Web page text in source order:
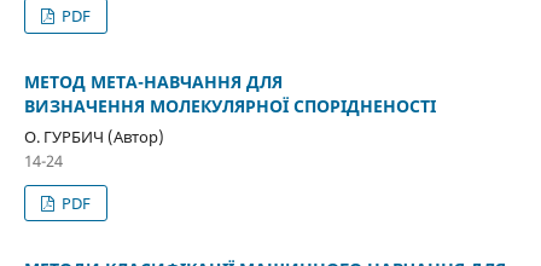
PDF
МЕТОД МЕТА-НАВЧАННЯ ДЛЯ
ВИЗНАЧЕННЯ МОЛЕКУЛЯРНОЇ СПОРІДНЕНОСТІ
О. ГУРБИЧ (Автор)
14-24
PDF